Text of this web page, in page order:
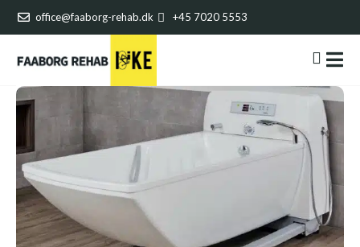
office@faaborg-rehab.dk +45 7020 5553